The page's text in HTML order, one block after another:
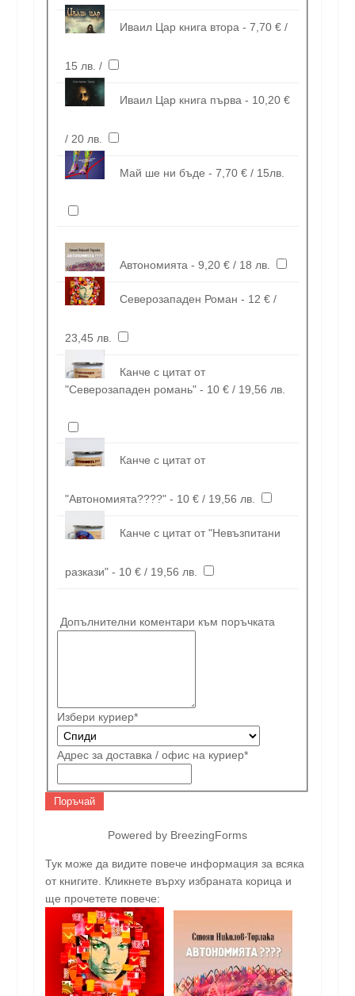
Иваил Цар книга втора - 7,70 € /
15 лв. /
Иваил Цар книга първа - 10,20 €
/ 20 лв.
Май ше ни бъде - 7,70 € / 15лв.
Автономията - 9,20 € / 18 лв.
Северозападен Роман - 12 € /
23,45 лв.
Канче с цитат от
"Северозападен романь" - 10 € / 19,56 лв.
Канче с цитат от
"Автономията????" - 10 € / 19,56 лв.
Канче с цитат от "Невъзпитани
разкази" - 10 € / 19,56 лв.
Допълнителни коментари към поръчката
Избери куриер*
Адрес за доставка / офис на куриер*
Поръчай
Powered by BreezingForms
Тук може да видите повече информация за всяка
от книгите. Кликнете върху избраната корица и
ще прочетете повече: